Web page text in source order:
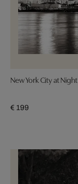
New York City at Night
€ 199